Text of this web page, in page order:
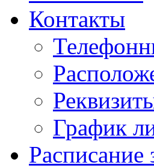
Контакты
График
Расписание